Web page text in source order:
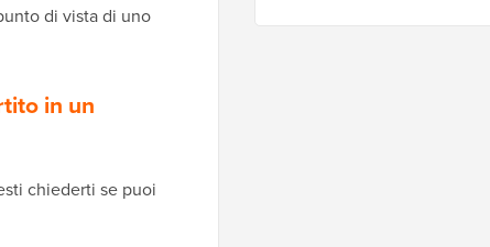
di vista di uno
in un
chiederti se puoi